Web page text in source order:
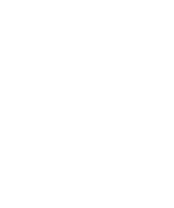
di aplikasi Akulaku